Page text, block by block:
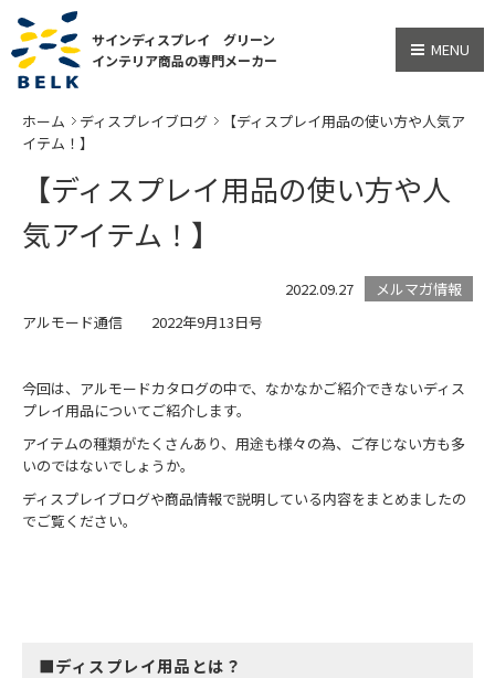
サインディスプレイ グリーン
インテリア商品の専門メーカー
MENU
ホーム ディスプレイブログ
【ディスプレイ用品の使い方や人気ア
イテム！】
【ディスプレイ用品の使い方や人
気アイテム！】
2022.09.27
メルマガ情報
アルモード通信 2022年9月13日号
今回は、アルモードカタログの中で、なかなかご紹介できないディス
プレイ用品についてご紹介します。
アイテムの種類がたくさんあり、用途も様々の為、ご存じない方も多
いのではないでしょうか。
ディスプレイブログや商品情報で説明している内容をまとめましたの
でご覧ください。
■ディスプレイ用品とは？